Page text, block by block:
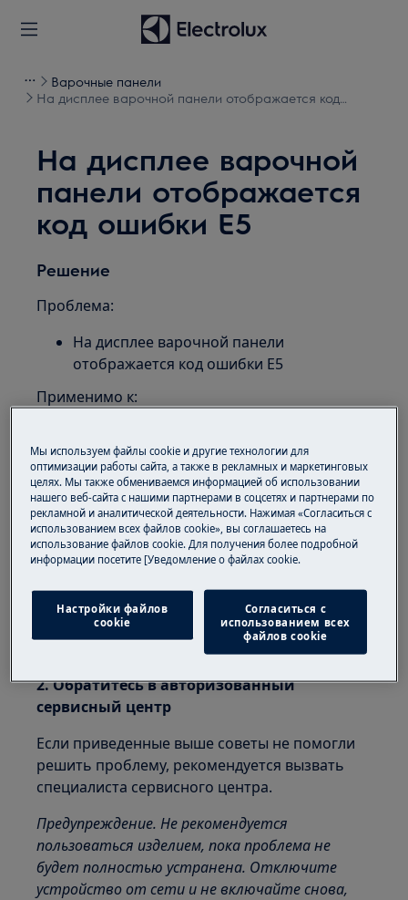
Варочные панели
На дисплее варочной панели отображается код
На дисплее варочной
панели отображается
код ошибки E5
Решение
Проблема:
На дисплее варочной панели
отображается код ошибки E5
Применимо к:
панели
отдельностоящей плите с индукционной
варочной панелью
Решение:
1. Отсоедините прибор от сети питания
минимум на 30 секунд.
Вновь подсоедините прибор к сети и
2. Обратитесь в авторизованный
сервисный центр
Если приведенные выше советы не помогли
решить проблему, рекомендуется вызвать
специалиста сервисного центра.
Предупреждение. Не рекомендуется
пользоваться изделием, пока проблема не
будет полностью устранена. Отключите
устройство от сети и не включайте снова,
Мы используем файлы cookie и другие технологии для
оптимизации работы сайта, а также в рекламных и маркетинговых
целях. Мы также обмениваемся информацией об использовании
нашего веб-сайта с нашими партнерами в соцсетях и партнерами по
рекламной и аналитической деятельности. Нажимая «Согласиться с
использованием всех файлов cookie», вы соглашаетесь на
использование файлов cookie. Для получения более подробной
информации посетите [Уведомление о файлах cookie.
Настройки файлов
cookie
Согласиться с
использованием всех
файлов cookie